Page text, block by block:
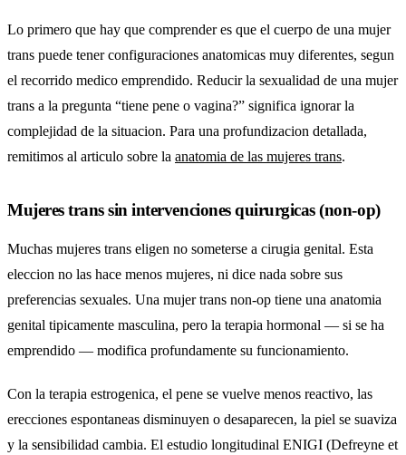
Lo primero que hay que comprender es que el cuerpo de una mujer
trans puede tener configuraciones anatomicas muy diferentes, segun
el recorrido medico emprendido. Reducir la sexualidad de una mujer
trans a la pregunta “tiene pene o vagina?” significa ignorar la
complejidad de la situacion. Para una profundizacion detallada,
remitimos al articulo sobre la anatomia de las mujeres trans.
Mujeres trans sin intervenciones quirurgicas (non-op)
Muchas mujeres trans eligen no someterse a cirugia genital. Esta
eleccion no las hace menos mujeres, ni dice nada sobre sus
preferencias sexuales. Una mujer trans non-op tiene una anatomia
genital tipicamente masculina, pero la terapia hormonal — si se ha
emprendido — modifica profundamente su funcionamiento.
Con la terapia estrogenica, el pene se vuelve menos reactivo, las
erecciones espontaneas disminuyen o desaparecen, la piel se suaviza
y la sensibilidad cambia. El estudio longitudinal ENIGI (Defreyne et